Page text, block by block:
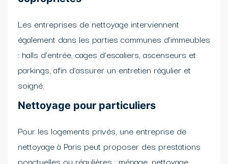
Les entreprises de nettoyage interviennent
également dans les parties communes d’immeubles
: halls d’entrée, cages d’escaliers, ascenseurs et
parkings, afin d’assurer un entretien régulier et
soigné.
Nettoyage pour particuliers
Pour les logements privés, une entreprise de
nettoyage à Paris peut proposer des prestations
ponctuelles ou régulières : ménage, nettoyage